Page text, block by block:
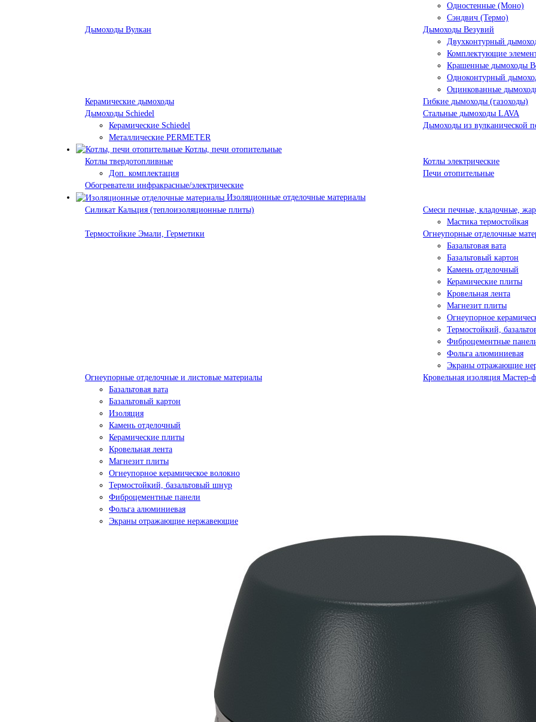
Одностенные (Моно)
Сэндвич (Термо)
Дымоходы Вулкан
Дымоходы Везувий
Двухконтурный
Комплектующие
Крашенные дымоходы
Одноконтурный
Оцинкованные
Керамические дымоходы
Гибкие дымоходы (газоходы)
Дымоходы Schiedel
Керамические Schiedel
Металлические PERMETER
Стальные дымоходы LAVA
Дымоходы из вулканической
Котлы, печи отопительные
Котлы твердотопливные
Доп. комплектация
Котлы электрические
Печи отопительные
Обогреватели инфракрасные/электрические
Изоляционные отделочные материалы
Силикат Кальция (теплоизоляционные плиты)
Смеси печные, кладочные,
Мастика термостойкая
Термостойкие Эмали, Герметики
Огнеупорные отделочные
Базальтовая вата
Базальтовый картон
Камень отделочный
Керамические плиты
Кровельная лента
Магнезит плиты
Огнеупорное
Термостойкий,
Фиброцементные
Фольга алюминиевая
Экраны отражающие
Огнеупорные отделочные и листовые материалы
Базальтовая вата
Базальтовый картон
Изоляция
Камень отделочный
Керамические плиты
Кровельная лента
Магнезит плиты
Огнеупорное керамическое волокно
Термостойкий, базальтовый шнур
Фиброцементные панели
Фольга алюминиевая
Экраны отражающие нержавеющие
Кровельная изоляция Мастер-